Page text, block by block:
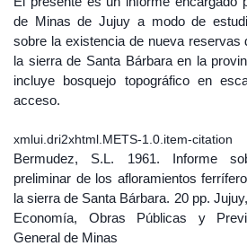
de Minas de Jujuy a modo de
sobre la existencia de nueva reservas
la sierra de Santa Bárbara en la
incluye bosquejo topográfico en
acceso.
xmlui.dri2xhtml.METS-1.0.item-citation
Bermudez, S.L. 1961. Informe
preliminar de los afloramientos
la sierra de Santa Bárbara. 20 pp.
Economía, Obras Públicas y
General de Minas